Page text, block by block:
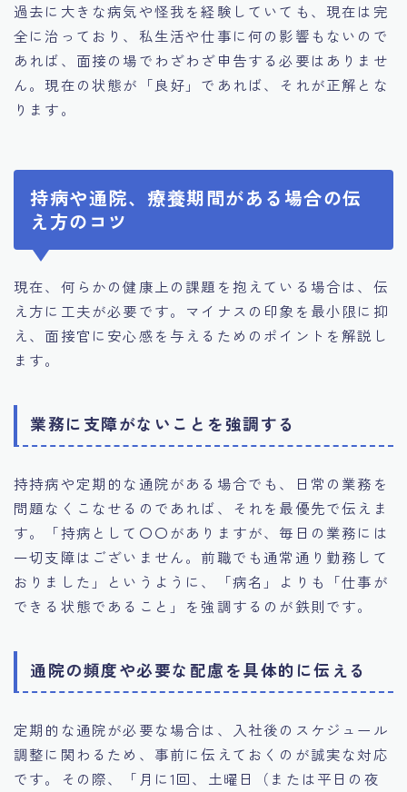
過去に大きな病気や怪我を経験していても、現在は完
全に治っており、私生活や仕事に何の影響もないので
あれば、面接の場でわざわざ申告する必要はありませ
ん。現在の状態が「良好」であれば、それが正解とな
ります。
持病や通院、療養期間がある場合の伝
え方のコツ
現在、何らかの健康上の課題を抱えている場合は、伝
え方に工夫が必要です。マイナスの印象を最小限に抑
え、面接官に安心感を与えるためのポイントを解説し
ます。
業務に支障がないことを強調する
持持病や定期的な通院がある場合でも、日常の業務を
問題なくこなせるのであれば、それを最優先で伝えま
す。「持病として〇〇がありますが、毎日の業務には
一切支障はございません。前職でも通常通り勤務して
おりました」というように、「病名」よりも「仕事が
できる状態であること」を強調するのが鉄則です。
通院の頻度や必要な配慮を具体的に伝える
定期的な通院が必要な場合は、入社後のスケジュール
調整に関わるため、事前に伝えておくのが誠実な対応
です。その際、「月に1回、土曜日（または平日の夜